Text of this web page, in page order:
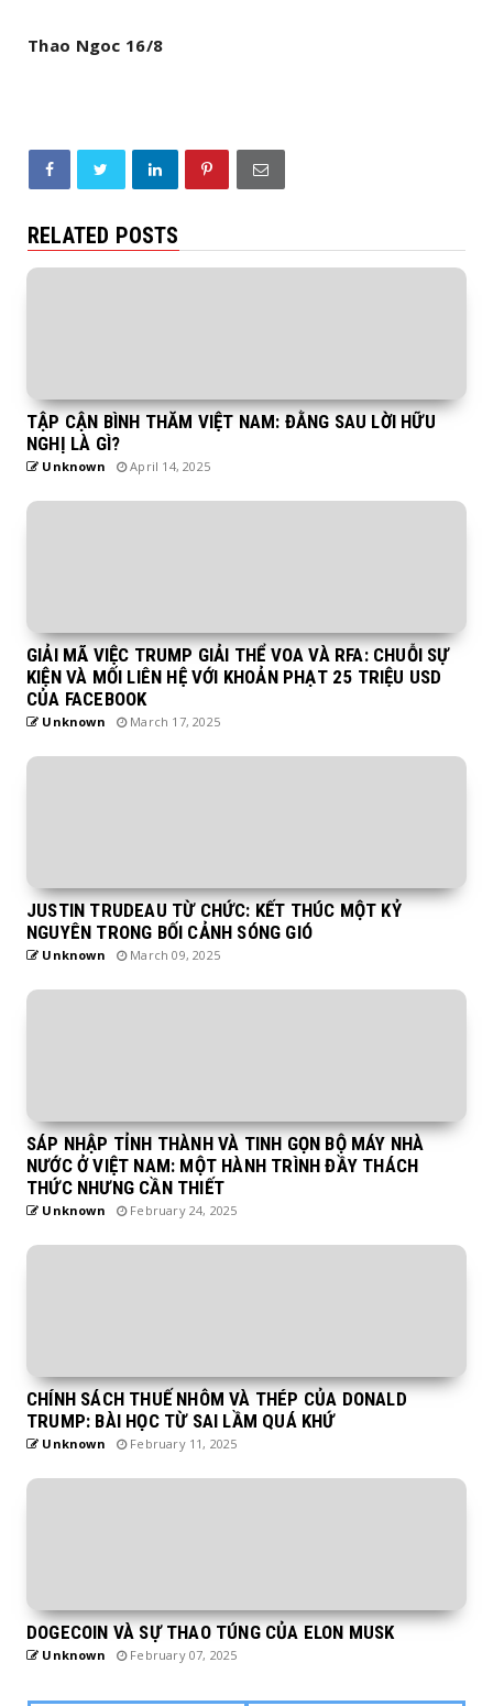
Thao Ngoc 16/8
RELATED POSTS
TẬP CẬN BÌNH THĂM VIỆT NAM: ĐẰNG SAU LỜI HỮU
NGHỊ LÀ GÌ?
Unknown April 14, 2025
GIẢI MÃ VIỆC TRUMP GIẢI THỂ VOA VÀ RFA: CHUỖI SỰ
KIỆN VÀ MỐI LIÊN HỆ VỚI KHOẢN PHẠT 25 TRIỆU USD
CỦA FACEBOOK
Unknown March 17, 2025
JUSTIN TRUDEAU TỪ CHỨC: KẾT THÚC MỘT KỶ
NGUYÊN TRONG BỐI CẢNH SÓNG GIÓ
Unknown March 09, 2025
SÁP NHẬP TỈNH THÀNH VÀ TINH GỌN BỘ MÁY NHÀ
NƯỚC Ở VIỆT NAM: MỘT HÀNH TRÌNH ĐẦY THÁCH
THỨC NHƯNG CẦN THIẾT
Unknown February 24, 2025
CHÍNH SÁCH THUẾ NHÔM VÀ THÉP CỦA DONALD
TRUMP: BÀI HỌC TỪ SAI LẦM QUÁ KHỨ
Unknown February 11, 2025
DOGECOIN VÀ SỰ THAO TÚNG CỦA ELON MUSK
Unknown February 07, 2025